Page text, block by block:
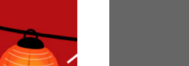
ッションを使用し、座
薄いので、コタツライ
しゃるご家庭でも安心
わっております。休日
しょうか。